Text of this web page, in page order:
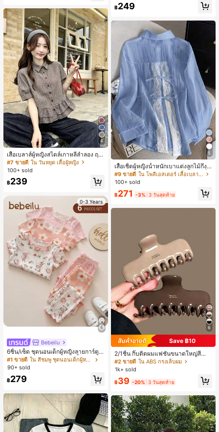
4
เสื้อเบลาส์ผู้หญิงสไตล์เกาหลีลำลอง ฤดู
ใบไม้ผลิ/ฤดูร้อนใหม่ ชายระบาย ชิคแล
ะหรูหรา
#7 ขายดี ใน วันหยุด เสื้อผู้หญิง
100+ sold
฿239
0-3 Years
Bebeilu
6ชิ้น/เซ็ต ชุดนอนเด็กผู้หญิงลายการ์ตูน
หมีและดอกไม้ คอกลม แขนสั้น กางเกง
ขาสั้น ขอบระบาย สวมใส่สบาย
#1 ขายดี
ใน สีชมพู ชุดนอนเด็กผู้หญิง
90+ sold
฿279
สุ่ม)
฿249
5
เสื้อเชิ้ตผู้หญิงน้ำหนักเบาแต่งลูกไม้กึ่งโ
ปร่งใสแบบเลเยอร์ รุ่นดีไซน์เนอร์แฟชั่น
เหมาะสำหรับฤดูใบไม้ผลิ ฤดูร้อน และฤ
ล์โบโฮชิค
#9 ขายดี
ใน โพลีเอสเตอร์ เสื้อเบลาส์ผู้หญิง
100+ sold
฿271 -3% 3 วันสุดท้าย
6
Save ฿10
2/1ชิ้น กิ๊บติดผมแฟชั่นขนาดใหญ่สีน้ำ
ตาลชานมสำหรับผู้หญิง เหมาะสำหรับก
ารอาบน้ำ ล้างหน้า และจัดแต่งทรงผม
#2 ขายดี ใน ABS กรงเล็บผม
1k+ sold
฿39 -20% 3 วันสุดท้าย